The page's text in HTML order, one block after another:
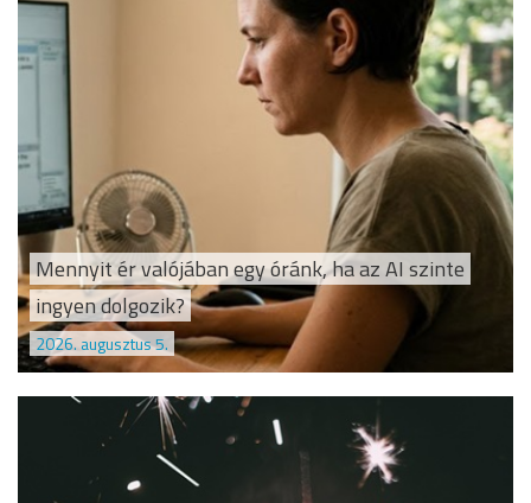
Mennyit ér valójában egy óránk, ha az AI szinte
ingyen dolgozik?
2026. augusztus 5.